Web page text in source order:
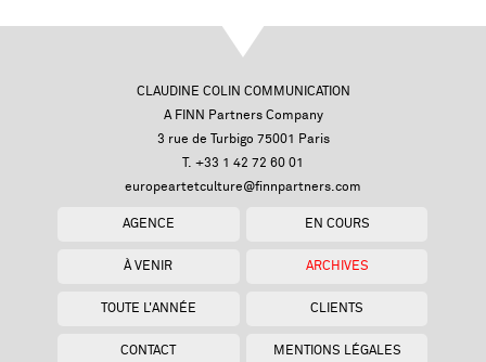
CLAUDINE COLIN COMMUNICATION
A FINN Partners Company
3 rue de Turbigo 75001 Paris
T. +33 1 42 72 60 01
europeartetculture@finnpartners.com
AGENCE EN COURS
À VENIR ARCHIVES
TOUTE L'ANNÉE CLIENTS
CONTACT MENTIONS LÉGALES